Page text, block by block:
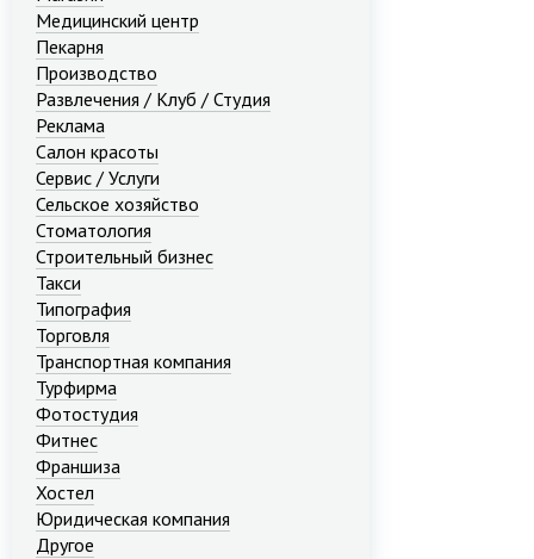
Медицинский центр
Пекарня
Производство
Развлечения / Клуб / Студия
Реклама
Салон красоты
Сервис / Услуги
Сельское хозяйство
Стоматология
Строительный бизнес
Такси
Типография
Торговля
Транспортная компания
Турфирма
Фотостудия
Фитнес
Франшиза
Хостел
Юридическая компания
Другое